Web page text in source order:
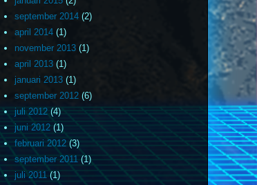
september 2014(2)
april 2014(1)
november 2013(1)
april 2013(1)
januari 2013(1)
september 2012(6)
juli 2012(4)
juni 2012(1)
februari 2012(3)
september 2011(1)
juli 2011(1)